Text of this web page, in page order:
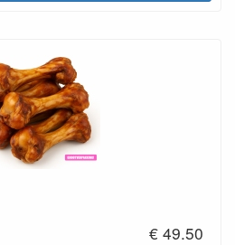
€ 49.50